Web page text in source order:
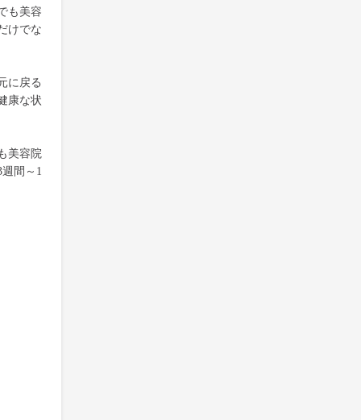
も美容
けでな
に戻る
康な状
美容院
間～1